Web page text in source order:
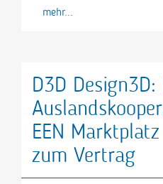
mehr...
D3D Design3D:
EEN
zum Vertrag